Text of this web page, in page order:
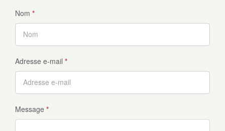
Nom *
Adresse e-mail *
Message *